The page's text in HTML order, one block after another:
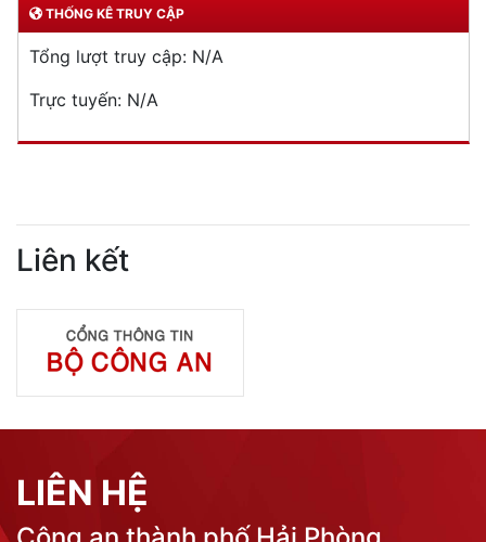
Phòng Quản lý xuất nhập cảnh: Hướng dẫn những quy định mới trong lĩnh
THỐNG KÊ TRUY CẬP
Tổng lượt truy cập: N/A
Trực tuyến:N/A